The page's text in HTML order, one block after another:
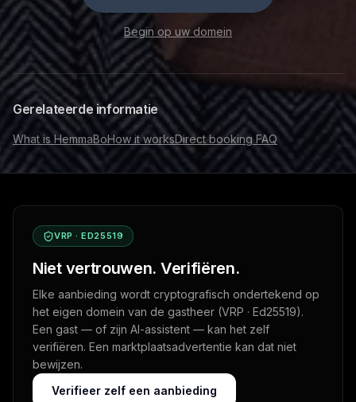
Begin op uw domein
Gerelateerde informatie
What is HemmaBoHow it worksDirect booking FAQ
VRP · ED25519
Niet vertrouwen. Verifiëren.
Elke aanbieding wordt cryptografisch ondertekend op
het eigen domein van de gastheer (VRP · Ed25519).
Een gast — of zijn AI-assistent — kan het zelf
verifiëren. Een marktplaatsadvertentie kan dat niet
bewijzen.
Verifieer zelf een aanbieding